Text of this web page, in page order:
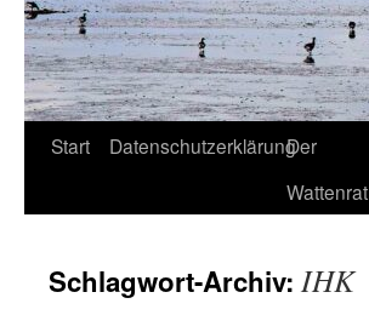
Start DatenschutzerklärungDer
Wattenrat
Schlagwort-Archiv: IHK